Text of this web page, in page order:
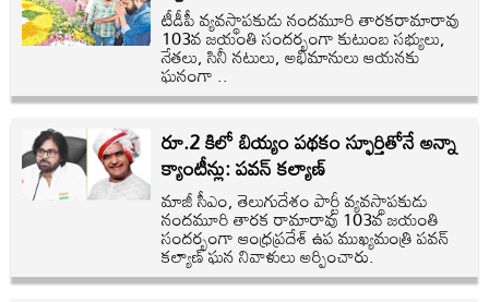
టీడీపీ వ్యవస్థాపకుడు నందమూరి తారకరామారావు
103వ జయంతి సందర్భంగా కుటుంబ సభ్యులు,
నేతలు, సినీ నటులు, అభిమానులు ఆయనకు
ఘనంగా ..
రూ.2 కిలో బియ్యం పథకం స్ఫూర్తితోనే అన్నా
క్యాంటీన్లు: పవన్ కల్యాణ్
మాజీ సీఎం, తెలుగుదేశం పార్టీ వ్యవస్థాపకుడు
నందమూరి తారక రామారావు 103వ జయంతి
సందర్భంగా ఆంధ్రప్రదేశ్ ఉప ముఖ్యమంత్రి పవన్
కల్యాణ్ ఘన నివాళులు అర్పించారు.